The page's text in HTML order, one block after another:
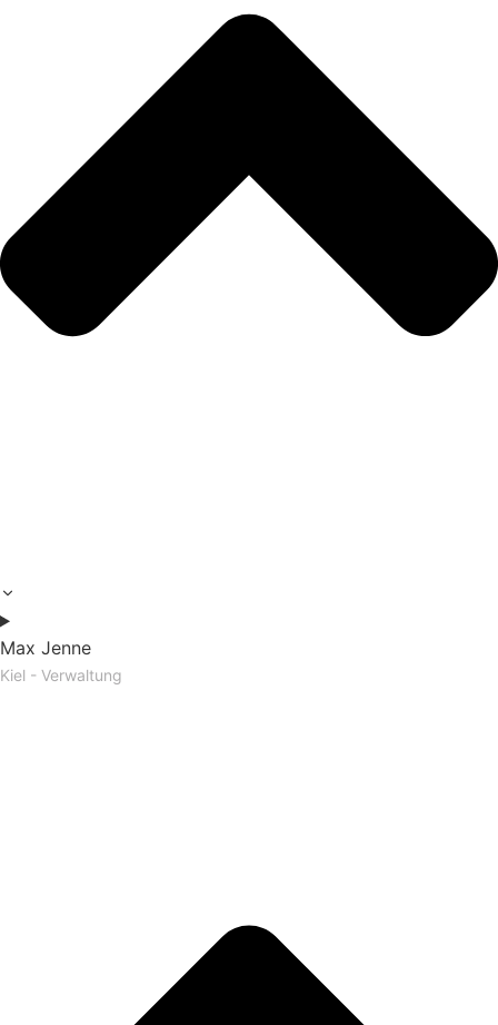
Max Jenne
Kiel - Verwaltung